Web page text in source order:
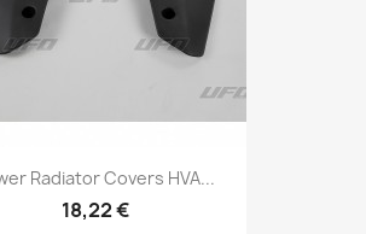
Radiator Covers HVA...
18,22 €